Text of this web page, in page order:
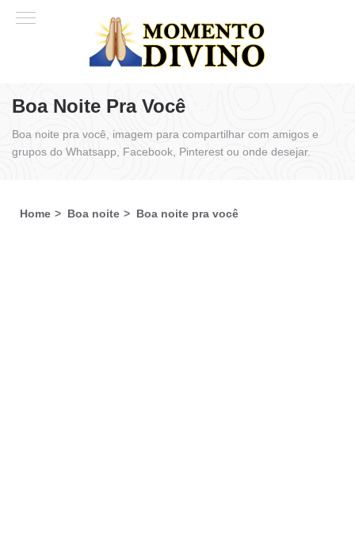
Boa Noite Pra Você
Boa noite pra você, imagem para compartilhar com amigos e
grupos do Whatsapp, Facebook, Pinterest ou onde desejar.
Home Boa noite Boa noite pra você